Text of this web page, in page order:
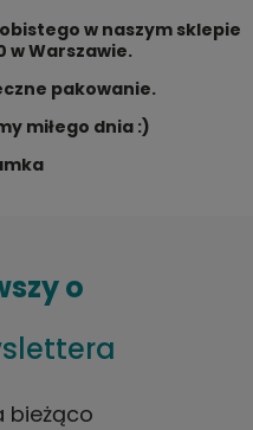
w naszym sklepie
w Warszawie.
pakowanie.
miłego dnia :)
o
bieżąco